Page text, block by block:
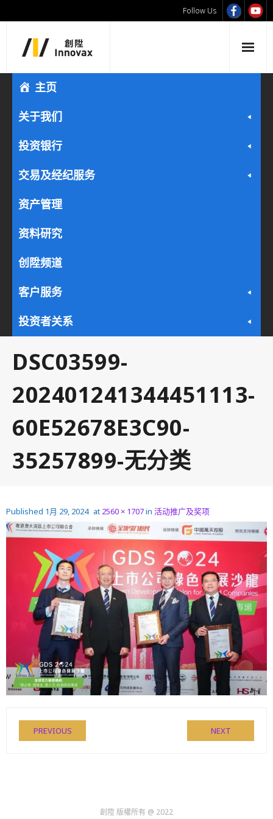
Follow Us
主页
关于我们
投资银行
交易及经纪服务
资产管理
资料研究
创陞频道
客户服务
投资者关系
DSC03599-
202401241344451113-
60E52678E3C90-
35257899-无分类
Published 1月 29, 2024 at 2560 × 1707in 活动推广及奖项
PREVIOUS NEXT
創陞 版權所有 @ 2022